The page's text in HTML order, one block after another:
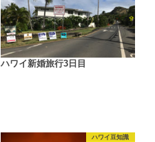
ハワイ新婚旅行3日目
ハワイ豆知識